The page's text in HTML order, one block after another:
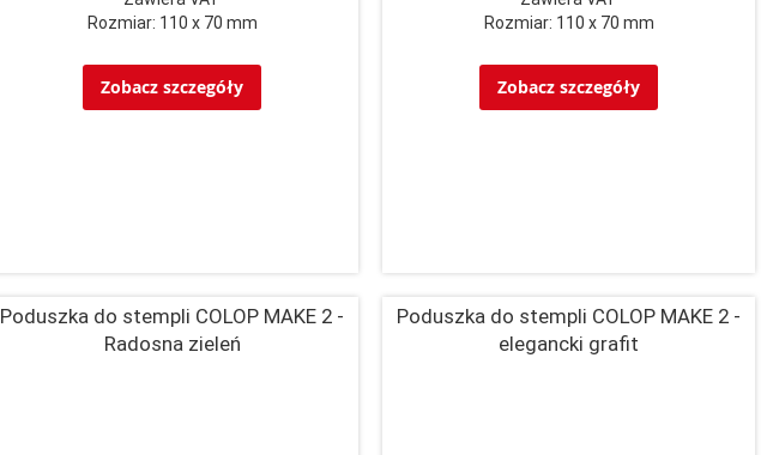
Rozmiar: 110 x 70 mm
Zobacz szczegóły
Rozmiar: 110 x 70 mm
Zobacz szczegóły
Poduszka do stempli COLOP MAKE 2 -
Radosna zieleń
Poduszka do stempli COLOP MAKE 2 -
elegancki grafit